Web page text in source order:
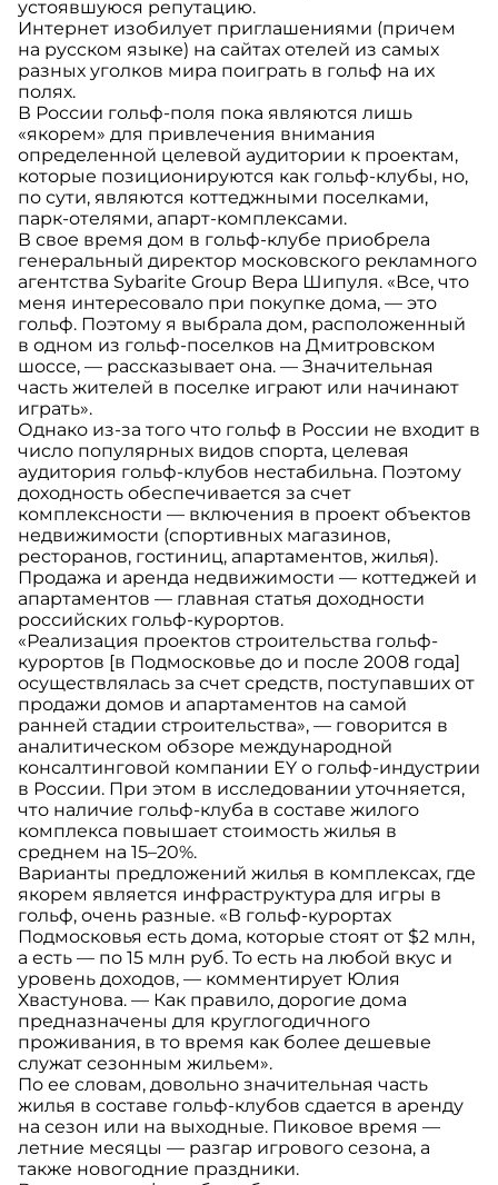
устоявшуюся репутацию.
Интернет изобилует приглашениями (причем
на русском языке) на сайтах отелей из самых
разных уголков мира поиграть в гольф на их
полях.
В России гольф-поля пока являются лишь
«якорем» для привлечения внимания
определенной целевой аудитории к проектам,
которые позиционируются как гольф-клубы, но,
по сути, являются коттеджными поселками,
парк-отелями, апарт-комплексами.
В свое время дом в гольф-клубе приобрела
генеральный директор московского рекламного
агентства Sybarite Group Вера Шипуля. «Все, что
меня интересовало при покупке дома, — это
гольф. Поэтому я выбрала дом, расположенный
в одном из гольф-поселков на Дмитровском
шоссе, — рассказывает она. — Значительная
часть жителей в поселке играют или начинают
играть».
Однако из-за того что гольф в России не входит в
число популярных видов спорта, целевая
аудитория гольф-клубов нестабильна. Поэтому
доходность обеспечивается за счет
комплексности — включения в проект объектов
недвижимости (спортивных магазинов,
ресторанов, гостиниц, апартаментов, жилья).
Продажа и аренда недвижимости — коттеджей и
апартаментов — главная статья доходности
российских гольф-курортов.
«Реализация проектов строительства гольф-
курортов [в Подмосковье до и после 2008 года]
осуществлялась за счет средств, поступавших от
продажи домов и апартаментов на самой
ранней стадии строительства», — говорится в
аналитическом обзоре международной
консалтинговой компании EY о гольф-индустрии
в России. При этом в исследовании уточняется,
что наличие гольф-клуба в составе жилого
комплекса повышает стоимость жилья в
среднем на 15–20%.
Варианты предложений жилья в комплексах, где
якорем является инфраструктура для игры в
гольф, очень разные. «В гольф-курортах
Подмосковья есть дома, которые стоят от $2 млн,
а есть — по 15 млн руб. То есть на любой вкус и
уровень доходов, — комментирует Юлия
Хвастунова. — Как правило, дорогие дома
предназначены для круглогодичного
проживания, в то время как более дешевые
служат сезонным жильем».
По ее словам, довольно значительная часть
жилья в составе гольф-клубов сдается в аренду
на сезон или на выходные. Пиковое время —
летние месяцы — разгар игрового сезона, а
также новогодние праздники.